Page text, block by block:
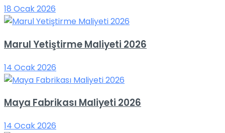
18 Ocak 2026
Marul Yetiştirme Maliyeti 2026
14 Ocak 2026
Maya Fabrikası Maliyeti 2026
14 Ocak 2026